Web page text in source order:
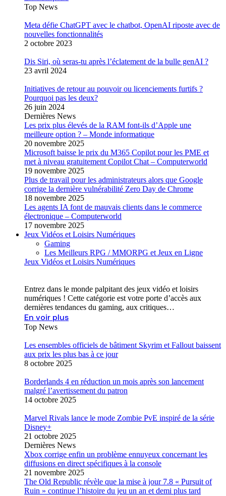
Top News
Meta défie ChatGPT avec le chatbot, OpenAI riposte avec de
nouvelles fonctionnalités
2 octobre 2023
Dis Siri, où seras-tu après l’éclatement de la bulle genAI ?
23 avril 2024
Initiatives de retour au pouvoir ou licenciements furtifs ?
Pourquoi pas les deux?
26 juin 2024
Dernières News
Les prix plus élevés de la RAM font-ils d’Apple une
meilleure option ? – Monde informatique
20 novembre 2025
Microsoft baisse le prix du M365 Copilot pour les PME et
met à niveau gratuitement Copilot Chat – Computerworld
19 novembre 2025
Plus de travail pour les administrateurs alors que Google
corrige la dernière vulnérabilité Zero Day de Chrome
18 novembre 2025
Les agents IA font de mauvais clients dans le commerce
électronique – Computerworld
17 novembre 2025
Jeux Vidéos et Loisirs Numériques
Gaming
Les Meilleurs RPG / MMORPG et Jeux en Ligne
Jeux Vidéos et Loisirs Numériques
Entrez dans le monde palpitant des jeux vidéo et loisirs
numériques ! Cette catégorie est votre porte d’accès aux
dernières tendances du gaming, aux critiques…
En voir plus
Top News
Les ensembles officiels de bâtiment Skyrim et Fallout baissent
aux prix les plus bas à ce jour
8 octobre 2025
Borderlands 4 en réduction un mois après son lancement
malgré l’avertissement du patron
14 octobre 2025
Marvel Rivals lance le mode Zombie PvE inspiré de la série
Disney+
21 octobre 2025
Dernières News
Xbox corrige enfin un problème ennuyeux concernant les
diffusions en direct spécifiques à la console
21 novembre 2025
The Old Republic révèle que la mise à jour 7.8 « Pursuit of
Ruin » continue l’histoire du jeu un an et demi plus tard